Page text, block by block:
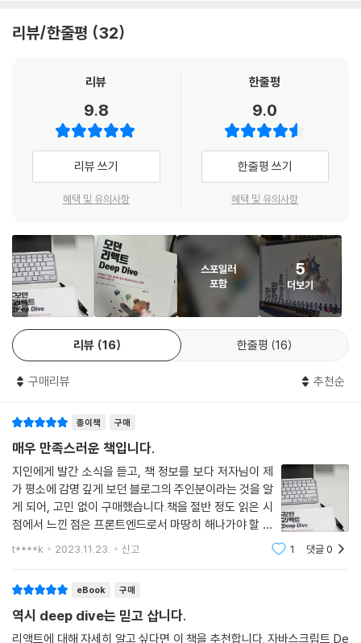
__2.4.5 일반적인 렌더링 시나리오 살펴보기
__2.5.1 주장 1: 섣부른 최적화는 독이다, 꼭 필요한 곳에만 메모이제이션
__2.5.2 주장 2: 렌더링 과정의 비용은 비싸다, 모조리 메모이제이션해 버
__2.5.3 결론 및 정리
03장: 리액트 훅 깊게 살펴보기
3.1 리액트의 모든 훅 파헤치기
__3.1.1 useState
__3.1.2 useEffect
__3.1.3 useMemo
__3.1.4 useCallback
__3.1.5 useRef
__3.1.6 useContext
__3.1.7 useReducer
__3.1.9 useLayoutEffect
__3.1.11 훅의 규칙
__3.1.12 정리
3.2 사용자 정의 훅과 고차 컴포넌트 중 무엇을 써야 할까?
__3.2.1 사용자 정의 훅
__3.2.2 고차 컴포넌트
__3.2.3 사용자 정의 훅과 고차 컴포넌트 중 무엇을 써야 할까?
04장: 서버 사이드 렌더링
리뷰/한줄평 32
리뷰
9.8
리뷰 쓰기
혜택 및 유의사항
한줄평
9.0
한줄평 쓰기
혜택 및 유의사항
2
스포일러
포함
5
더보기
리뷰 16 한줄평 16
구매리뷰 추천순
종이책 구매
매우 만족스러운 책입니다.
지인에게 발간 소식을 듣고, 책 정보를 보다 저자님이 제
가 평소에 감명 깊게 보던 블로그의 주인분이라는 것을 알
게 되어, 고민 없이 구매했습니다.책을 절반 정도 읽은 시
점에서 느낀 점은 프론트엔드로서 마땅히 해나가야 할 것
들부터 공식문서나 구글링으로 얻기 힘든 기본 동작을 기
t****k 2023.11.23. 신고 1 댓글0
eBook 구매
역시 deep dive는 믿고 삽니다.
리액트에 대해 자세히 알고 싶다면 이 책을 추천합니다. 자바스크립트 De